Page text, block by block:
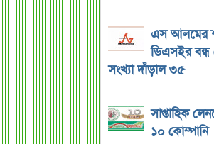
এস আলমের
ডিএসইর বন্ধ
সংখ্যা দাঁড়াল ৩৫
সাপ্তাহিক
১০ কোম্পানি